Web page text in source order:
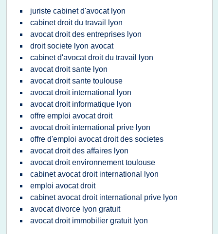
juriste cabinet d'avocat lyon
cabinet droit du travail lyon
avocat droit des entreprises lyon
droit societe lyon avocat
cabinet d'avocat droit du travail lyon
avocat droit sante lyon
avocat droit sante toulouse
avocat droit international lyon
avocat droit informatique lyon
offre emploi avocat droit
avocat droit international prive lyon
offre d'emploi avocat droit des societes
avocat droit des affaires lyon
avocat droit environnement toulouse
cabinet avocat droit international lyon
emploi avocat droit
cabinet avocat droit international prive lyon
avocat divorce lyon gratuit
avocat droit immobilier gratuit lyon